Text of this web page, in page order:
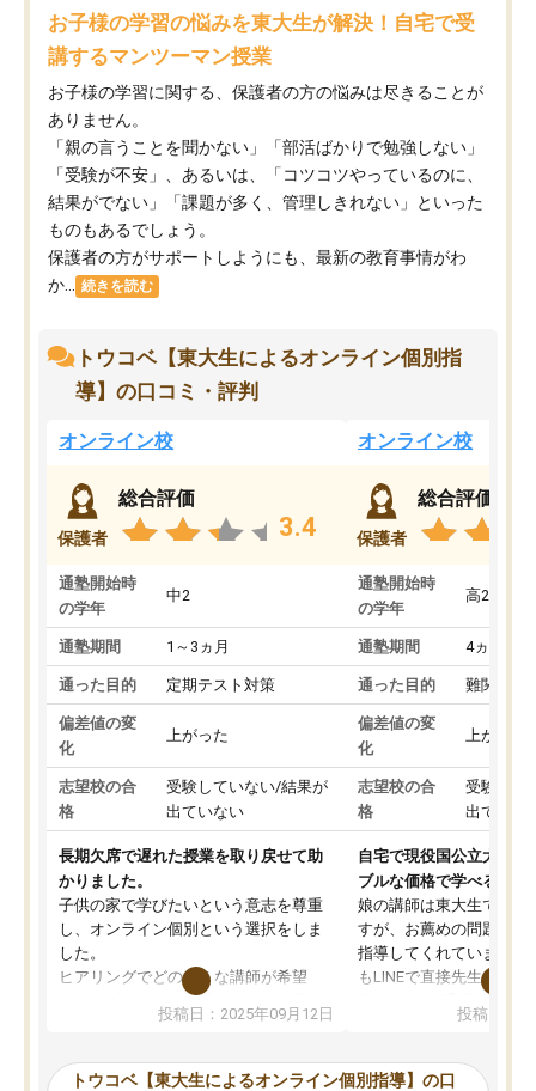
お子様の学習の悩みを東大生が解決！自宅で受
講するマンツーマン授業
お子様の学習に関する、保護者の方の悩みは尽きることが
ありません。
「親の言うことを聞かない」「部活ばかりで勉強しない」
「受験が不安」、あるいは、「コツコツやっているのに、
結果がでない」「課題が多く、管理しきれない」といった
ものもあるでしょう。
保護者の方がサポートしようにも、最新の教育事情がわ
か...
続きを読む
トウコベ【東大生によるオンライン個別指
導】の口コミ・評判
オンライン校
保護者
総合評価
3.4
通塾開始時
の学年
中2
通塾期間 1～3ヵ月
通った目的 定期テスト対策
偏差値の変
化
上がった
志望校の合
格
受験していない/結果が
出ていない
長期欠席で遅れた授業を取り戻せて助
かりました。
子供の家で学びたいという意志を尊重
し、オンライン個別という選択をしま
した。
ヒアリングでどのような講師が希望
か、オプションは付帯するかなど選ぶ
事が出来ました。
ーティングを行い、その講師で良いか
投稿日：2025年09月12日
オンライン校
保護者
総合評価
通塾開始時
の学年
高2
通塾期間 4ヵ月～1
通った目的 難関私立
偏差値の変
化
上がった
志望校の合
格
受験して
出ていな
自宅で現役国公立大学生
ブルな価格で学べる
娘の講師は東大生では無
すが、お薦めの問題集や
指導してくれています。
もLINEで直接先生に質問
めれるので、個人に合
いなのがあり(有料)、受
投稿日：
トウコベ【東大生によるオンライン個別指導】の口